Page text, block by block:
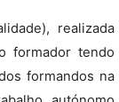
realizada
formador tendo
formandos na